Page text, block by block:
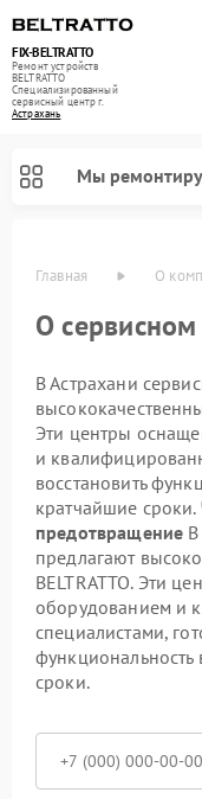
FIX-BELTRATTO
Ремонт устройств
BELTRATTO
Специализированный
cервисный центр г.
Астрахань
Мы
Главная О
О
В Астрахани
Эти центры
и
восстановить
кратчайшие сроки.
предотвращение
предлагают
BELTRATTO. Эти
оборудованием и
специалистами,
функциональность
сроки.